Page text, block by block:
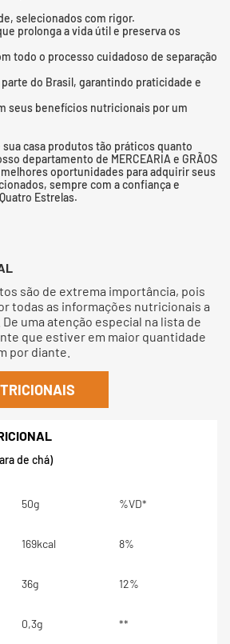
selecionados com rigor.
prolonga a vida útil e preserva os
todo o processo cuidadoso de separação
do Brasil, garantindo praticidade e
seus benefícios nutricionais por um
casa produtos tão práticos quanto
departamento de MERCEARIA e GRÃOS
oportunidades para adquirir seus
sempre com a confiança e
Estrelas.
são de extrema importância, pois
todas as informações nutricionais a
uma atenção especial na lista de
que estiver em maior quantidade
por diante.
de chá)
50g %VD*
169kcal 8%
36g 12%
0,3g **